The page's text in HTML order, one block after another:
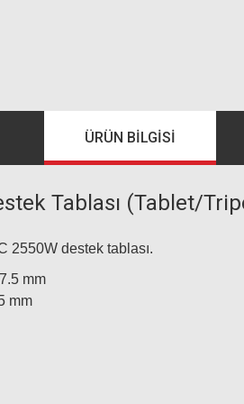
ÜRÜN BILGISI
Tablası (Tablet/
2550W destek tablası.
mm
mm